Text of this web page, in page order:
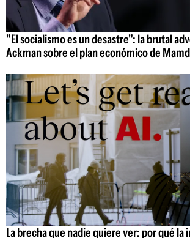
"El socialismo es un desastre": la brutal
Ackman sobre el plan económico de
La brecha que nadie quiere ver: por qué la